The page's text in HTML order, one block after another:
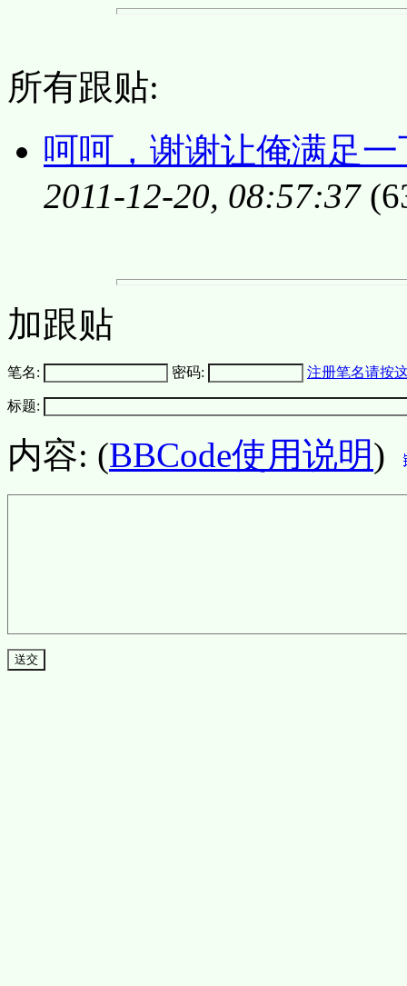
所有跟贴:
呵呵，谢谢让俺满足
2011-12-20, 08:57:37
加跟贴
笔名: 密码: 注册笔名请按
标题:
内容: (BBCode使用说明)